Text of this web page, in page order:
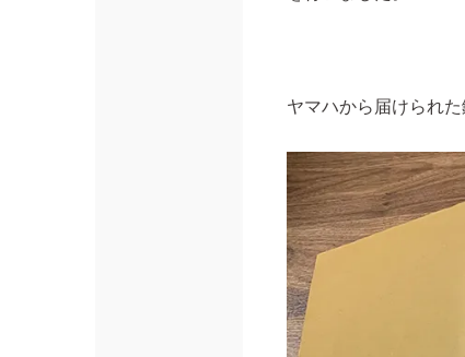
ヤマハから届けられ